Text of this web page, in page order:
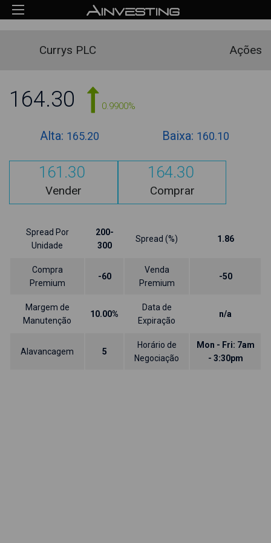
Currys PLC Ações
164.30 0.9900%
Alta: 165.20 Baixa: 160.10
161.30
Vender
164.30
Comprar
Spread Por
Unidade
200-
300
Spread (%) 1.86
Compra
Premium
-60
Venda
Premium
-50
Margem de
Manutenção
10.00%
Data de
Expiração
n/a
Alavancagem 5
Horário de
Negociação
Mon - Fri: 7am
- 3:30pm